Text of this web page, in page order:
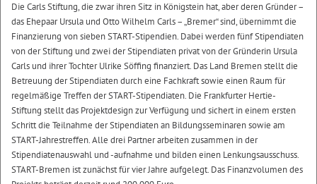
Die Carls Stiftung, die zwar ihren Sitz in Königstein hat, aber deren Gründer –
das Ehepaar Ursula und Otto Wilhelm Carls – „Bremer“ sind, übernimmt die
Finanzierung von sieben START-Stipendien. Dabei werden fünf Stipendiaten
von der Stiftung und zwei der Stipendiaten privat von der Gründerin Ursula
Carls und ihrer Tochter Ulrike Söffing finanziert. Das Land Bremen stellt die
Betreuung der Stipendiaten durch eine Fachkraft sowie einen Raum für
regelmäßige Treffen der START-Stipendiaten. Die Frankfurter Hertie-
Stiftung stellt das Projektdesign zur Verfügung und sichert in einem ersten
Schritt die Teilnahme der Stipendiaten an Bildungsseminaren sowie am
START-Jahrestreffen. Alle drei Partner arbeiten zusammen in der
Stipendiatenauswahl und -aufnahme und bilden einen Lenkungsausschuss.
START-Bremen ist zunächst für vier Jahre aufgelegt. Das Finanzvolumen des